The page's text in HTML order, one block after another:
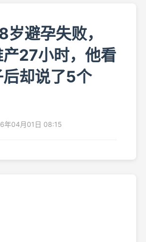
避孕失败，
27小时，他看
后却说了5个
年04月01日 08:15